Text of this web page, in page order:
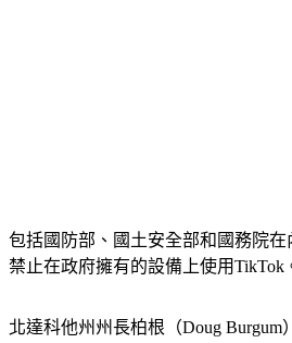
包括國防部、國土安全部和國務院
禁止在政府擁有的設備上使用TikTok
北達科他州州長柏根（Doug